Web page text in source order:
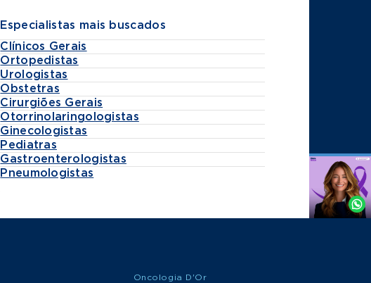
Especialistas mais buscados
Clínicos Gerais
Ortopedistas
Urologistas
Obstetras
Cirurgiões Gerais
Otorrinolaringologistas
Ginecologistas
Pediatras
Gastroenterologistas
Pneumologistas
Agende
Whatsapp
Oncologia D'Or